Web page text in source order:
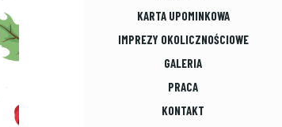
KARTA UPOMINKOWA
IMPREZY OKOLICZNOŚCIOWE
GALERIA
PRACA
KONTAKT